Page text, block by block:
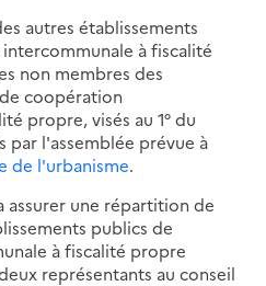
autres établissements
à fiscalité
non membres des
coopération
propre, visés au 1° du
par l'assemblée prévue à
de l'urbanisme.
assurer une répartition de
publics de
à fiscalité propre
représentants au conseil